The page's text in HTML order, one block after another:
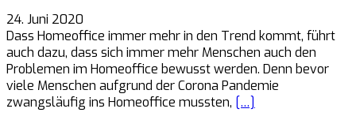
24. Juni 2020
Dass Homeoffice immer mehr in den Trend kommt, führt
auch dazu, dass sich immer mehr Menschen auch den
Problemen im Homeoffice bewusst werden. Denn bevor
viele Menschen aufgrund der Corona Pandemie
zwangsläufig ins Homeoffice mussten, […]